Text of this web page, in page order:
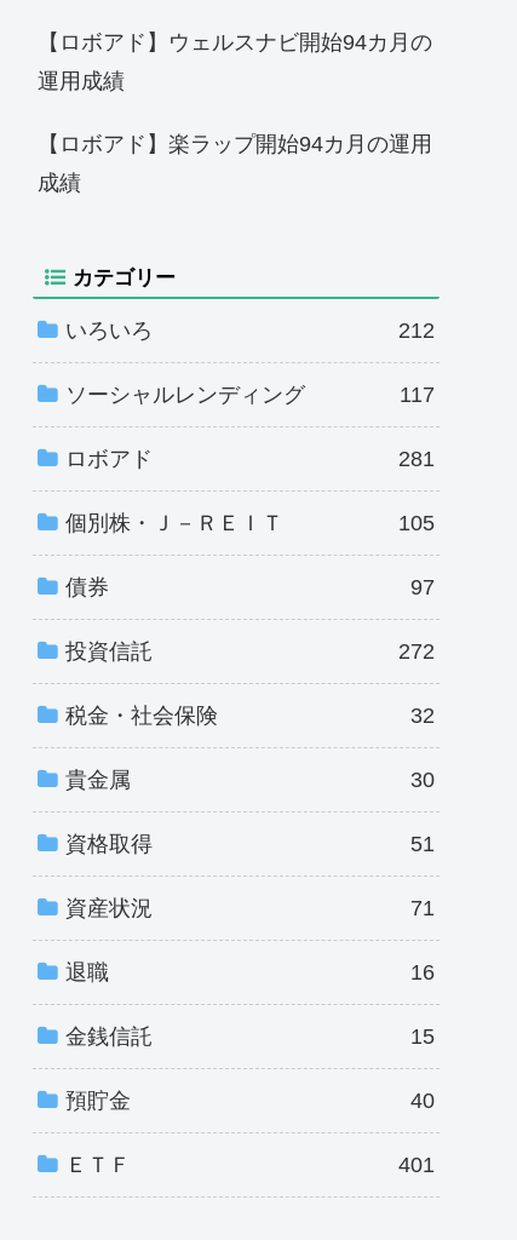
【ロボアド】ウェルスナビ開始94カ月の
運用成績
【ロボアド】楽ラップ開始94カ月の運用
成績
カテゴリー
いろいろ 212
ソーシャルレンディング 117
ロボアド 281
個別株・Ｊ－ＲＥＩＴ 105
債券 97
投資信託 272
税金・社会保険 32
貴金属 30
資格取得 51
資産状況 71
退職 16
金銭信託 15
預貯金 40
ＥＴＦ 401